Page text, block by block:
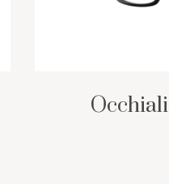
Occhiali